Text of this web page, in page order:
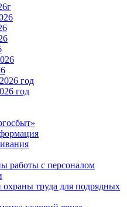
год
год
работы с персоналом
труда для подрядных